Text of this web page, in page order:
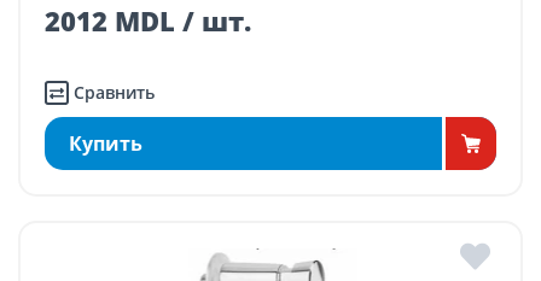
2012 MDL / шт.
Сравнить
Купить